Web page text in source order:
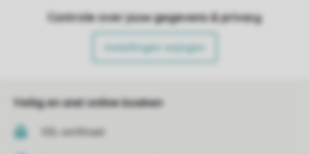
Controle over jouw gegevens & privacy
Instellingen wijzigen
Veilig en snel online boeken
SSL certificaat